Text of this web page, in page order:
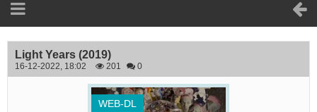
Light Years (2019)
16-12-2022, 18:02 201 0
WEB-DL